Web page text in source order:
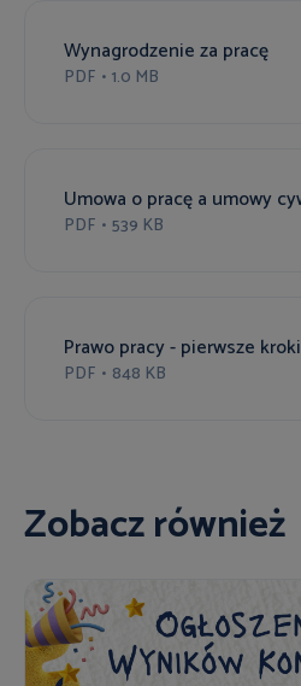
Wynagrodzenie za pracę
PDF • 1.0 MB
PDF • 539 KB
Prawo pracy - pierwsze kroki
PDF • 848 KB
Zobacz również